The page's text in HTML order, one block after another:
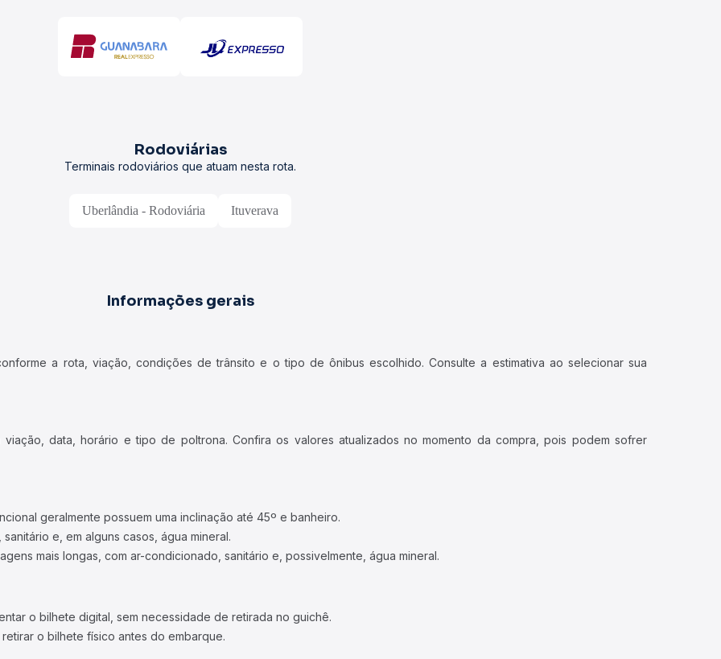
Rodoviárias
Terminais rodoviários que atuam nesta rota.
Uberlândia - Rodoviária Ituverava
Informações gerais
a rota, viação, condições de trânsito e o tipo de ônibus escolhido. Consulte a estimativa ao selecionar sua
data, horário e tipo de poltrona. Confira os valores atualizados no momento da compra, pois podem sofrer
geralmente possuem uma inclinação até 45º e banheiro.
e, em alguns casos, água mineral.
mais longas, com ar-condicionado, sanitário e, possivelmente, água mineral.
o bilhete digital, sem necessidade de retirada no guichê.
o bilhete físico antes do embarque.